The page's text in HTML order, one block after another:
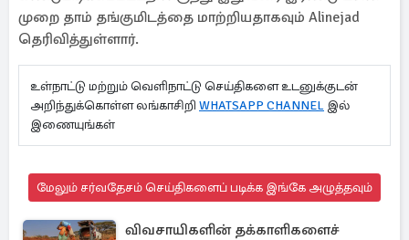
முறை தாம் தங்குமிடத்தை மாற்றியதாகவும் Alinejad
தெரிவித்துள்ளார்.
உள்நாட்டு மற்றும் வெளிநாட்டு செய்திகளை உடனுக்குடன்
அறிந்துக்கொள்ள லங்காசிறி WHATSAPP CHANNEL இல்
இணையுங்கள்
மேலும் சர்வதேசம் செய்திகளைப் படிக்க இங்கே அழுத்தவும்
விவசாயிகளின் தக்காளிகளைச்